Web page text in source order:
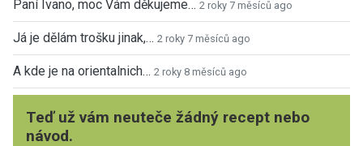
Paní Ivano, moc Vám děkujeme… 2 roky 7 měsíců ago
Já je dělám trošku jinak,… 2 roky 7 měsíců ago
A kde je na orientalnich… 2 roky 8 měsíců ago
Teď už vám neuteče žádný recept nebo
návod.